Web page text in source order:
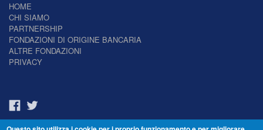
HOME
CHI SIAMO
PARTNERSHIP
FONDAZIONI DI ORIGINE BANCARIA
ALTRE FONDAZIONI
PRIVACY